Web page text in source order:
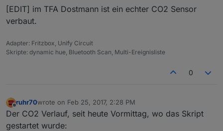
[EDIT] im TFA Dostmann ist ein echter CO2 Sensor
verbaut.
Adapter: Fritzbox, Unify Circuit
Skripte: dynamic hue, Bluetooth Scan, Multi-Ereignisliste
0
Offline
ruhr70wrote on Feb 25, 2017, 2:28 PM
last edited by
Der CO2 Verlauf, seit heute Vormittag, wo das Skript
gestartet wurde: